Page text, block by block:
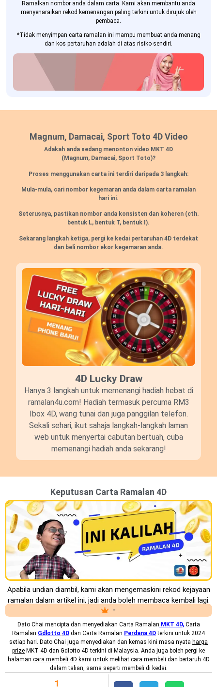
Ramalkan nombor anda dalam carta. Kami akan membantu anda
menyenaraikan rekod kemenangan paling terkini untuk dirujuk oleh
pembaca.
*Tidak menyimpan carta ramalan ini mampu membuat anda menang
dan kos pertaruhan adalah di atas risiko sendiri.
Magnum, Damacai, Sport Toto 4D Video
Adakah anda sedang menonton video MKT 4D
(Magnum, Damacai, Sport Toto)?
Proses menggunakan carta ini terdiri daripada 3 langkah:
Mula-mula, cari nombor kegemaran anda dalam carta ramalan
hari ini.
Seterusnya, pastikan nombor anda konsisten dan koheren (cth.
bentuk L, bentuk T, bentuk I).
Sekarang langkah ketiga, pergi ke kedai pertaruhan 4D terdekat
dan beli nombor ekor kegemaran anda.
4D Lucky Draw​
Hanya 3 langkah untuk memenangi hadiah hebat di
ramalan4u.com! Hadiah termasuk percuma RM3
Ibox 4D, wang tunai dan juga panggilan telefon.
Sekali sehari, ikut sahaja langkah-langkah laman
web untuk menyertai cabutan bertuah, cuba
memenangi hadiah anda sekarang!
Keputusan Carta Ramalan 4D
Apabila undian diambil, kami akan mengemaskini rekod kejayaan
ramalan dalam artikel ini, jadi anda boleh membaca kembali lagi.
-
Dato Chai mencipta dan menyediakan Carta Ramalan MKT 4D,Carta
Ramalan Gdlotto 4D dan Carta Ramalan Perdana 4D terkini untuk 2024
setiap hari. Dato Chai juga menyediakan dan kemas kini masa nyata harga
prize MKT 4D dan Gdlotto 4D terkini di Malaysia. Anda juga boleh pergi ke
halaman cara membeli 4D kami untuk melihat cara membeli dan bertaruh 4D
dalam talian, sama seperti membeli di kedai.
1